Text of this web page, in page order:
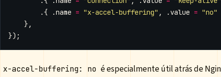
.{
.name = "x-accel-buffering" , . value = "no"
},
});
x-accel-buffering: no é especialmente útil atrás de